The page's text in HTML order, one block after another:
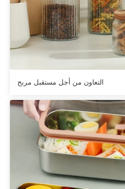
التعاون من أجل مستقبل مربح